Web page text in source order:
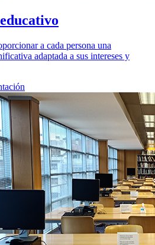
a cada persona una
adaptada a sus intereses y